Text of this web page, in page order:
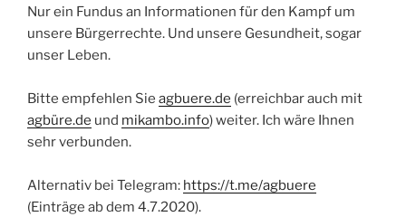
Nur ein Fundus an Informationen für den Kampf um
unsere Bürgerrechte. Und unsere Gesundheit, sogar
unser Leben.
Bitte empfehlen Sie agbuere.de (erreichbar auch mit
agbüre.de und mikambo.info) weiter. Ich wäre Ihnen
sehr verbunden.
Alternativ bei Telegram: https://t.me/agbuere
(Einträge ab dem 4.7.2020).